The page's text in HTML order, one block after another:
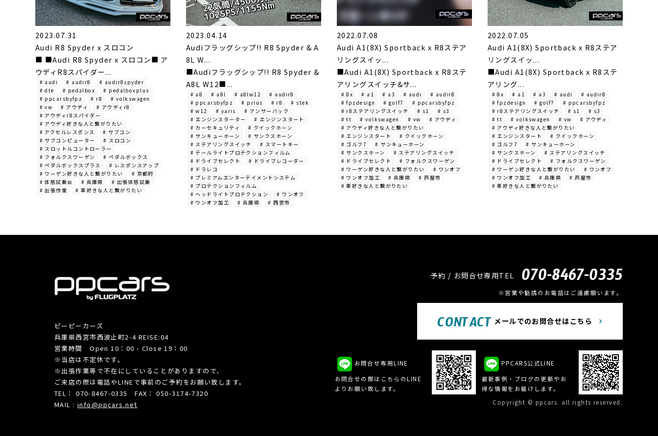
2023.07.31
Audi R8 Spyder x スロコン
■ ■Audi R8 Spyder x スロコン■ ア
ウディR8スパイダー...
# audi # audir8
# audir8spyder
# dte
# pedalbox
# pedalboxplus
# ppcarsbyfpz
# r8
# volkswagen
# vw
# アウディ
# アウディr8
# アウディr8スパイダー
# アウディ好きな人と繋がりたい
# アクセルレスポンス
# サブコン
# サブコンピューター
# スロコン
# スロットルコントローラー
# フォルクスワーゲン
# ペダルボックス
# ペダルボックスプラス
# レスポンスアップ
# ワーゲン好きな人と繋がりたい
# 京都府
# 体感試乗会
# 兵庫県
# 出張体感試乗
# 出張作業
# 車好きな人と繋がりたい
2023.04.14
Audiフラッグシップ!! R8 Spyder & A
8L W...
■Audiフラッグシップ!! R8 Spyder &
A8L W12■...
# a8 # a8l # a8lw12
# audir8
# ppcarsbyfpz
# prius # r8
# stek
# w12
# yaris
# アンサーバック
# エンジンスターター
# エンジンスタート
# カーセキュリティ
# クイックホーン
# サンキューホーン
# サンクスホーン
# ステアリングスイッチ
# スマートキー
# テールライトプロテクションフィルム
# ドライブセレクト
# ドライブレコーダー
# ドラレコ
# プレミアムエンターテイメントシステム
# プロテクションフィルム
# ヘッドライトプロテクション
# ワンオフ
# ワンオフ加工
# 兵庫県 # 西宮市
2022.07.08
Audi A1(8X) Sportback x R8ステア
リングスイッ...
■Audi A1(8X) Sportback x R8ステ
アリングスイッチ&サ...
# 8x # a1 # a3 # audi
# audir8
# fpzdesign
# golf7
# ppcarsbyfpz
# r8ステアリングスイッチ
# s1
# s3
# tt
# volkswagen # vw
# アウディ
# アウディ好きな人と繋がりたい
# エンジンスタート
# クイックホーン
# ゴルフ7
# サンキューホーン
# サンクスホーン
# ステアリングスイッチ
# ドライブセレクト
# フォルクスワーゲン
# ワーゲン好きな人と繋がりたい
# ワンオフ
# ワンオフ加工
# 兵庫県
# 芦屋市
# 車好きな人と繋がりたい
2022.07.05
Audi A1(8X) Sportback x R8ステア
リングスイッ...
■Audi A1(8X) Sportback x R8ステ
アリング...
# 8x # a1 # a3 # audi
# audir8
# fpzdesign
# golf7
# ppcarsbyfpz
# r8ステアリングスイッチ
# s1
# s3
# tt
# volkswagen # vw
# アウディ
# アウディ好きな人と繋がりたい
# エンジンスタート
# クイックホーン
# ゴルフ7
# サンキューホーン
# サンクスホーン
# ステアリングスイッチ
# ドライブセレクト
# フォルクスワーゲン
# ワーゲン好きな人と繋がりたい
# ワンオフ
# ワンオフ加工
# 兵庫県
# 芦屋市
# 車好きな人と繋がりたい
ピーピーカーズ
兵庫県西宮市西波止町2-4 REISE:04
営業時間 Open 10：00 - Close 19：00
※当店は不定休です。
※出張作業等で不在にしていることがありますので、
ご来店の際は電話やLINEで事前のご予約をお願い致します。
TEL： 070-8467-0335 FAX： 050-3174-7320
MAIL : info@ppcars.net
予約 / お問合せ専用TEL 070-8467-0335
※営業や勧誘のお電話はご遠慮願います。
CONTACT メールでのお問合せはこちら
お問合せ専用LINE
お問合せの際はこちらのLINE
よりお願い致します。
PPCARS公式LINE
最新事例・ブログの更新やお
得な情報をお届けします。
Copyright © ppcars. all rights reserved.